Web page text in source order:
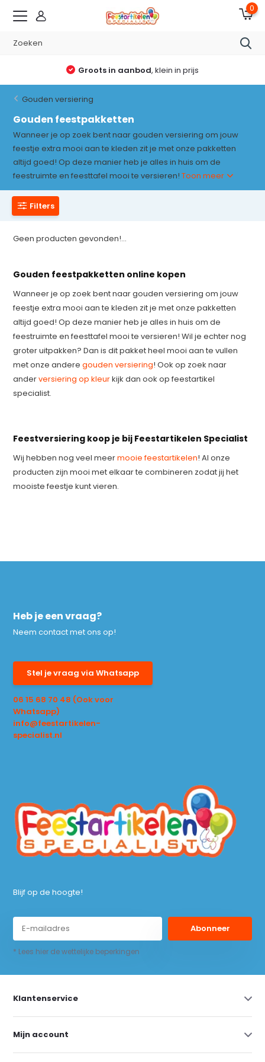
0
Groots in aanbod, klein in prijs
Gouden versiering
Gouden feestpakketten
Wanneer je op zoek bent naar gouden versiering om jouw
feestje extra mooi aan te kleden zit je met onze pakketten
altijd goed! Op deze manier heb je alles in huis om de
feestruimte en feesttafel mooi te versieren!Toon meer
Filters
Geen producten gevonden!...
Gouden feestpakketten online kopen
Wanneer je op zoek bent naar gouden versiering om jouw
feestje extra mooi aan te kleden zit je met onze pakketten
altijd goed! Op deze manier heb je alles in huis om de
feestruimte en feesttafel mooi te versieren! Wil je echter nog
groter uitpakken? Dan is dit pakket heel mooi aan te vullen
met onze anderegouden versiering! Ook op zoek naar
anderversiering op kleurkijk dan ook op feestartikel
specialist.
Feestversiering koop je bij Feestartikelen Specialist
Wij hebben nog veel meermooie feestartikelen! Al onze
producten zijn mooi met elkaar te combineren zodat jij het
mooiste feestje kunt vieren.
Heb je een vraag?
Neem contact met ons op!
Stel je vraag via Whatsapp
06 15 68 70 48 (Ook voor
Whatsapp)
info@feestartikelen-
specialist.nl
Blijf op de hoogte!
Abonneer
* Lees hier de wettelijke beperkingen
Klantenservice
Mijn account